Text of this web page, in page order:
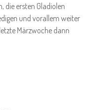
die ersten Gladiolen
und vorallem weiter
Märzwoche dann